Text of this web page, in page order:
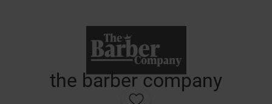
the barber company